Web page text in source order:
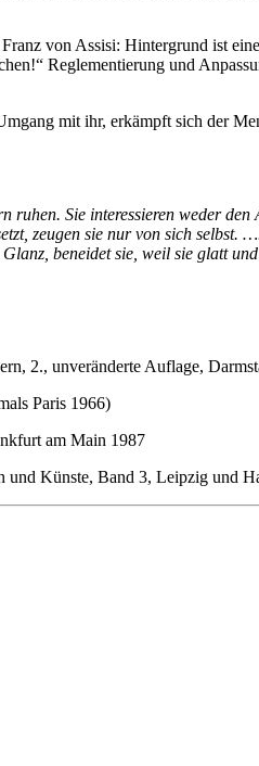
von Assisi: Hintergrund ist
Reglementierung und
mit ihr, erkämpft sich der
Sie interessieren weder
zeugen sie nur von sich
beneidet sie, weil sie glatt
2., unveränderte Auflage,
Paris 1966)
am Main 1987
Künste, Band 3, Leipzig und